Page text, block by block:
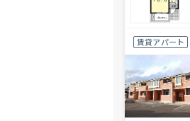
賃貸アパート